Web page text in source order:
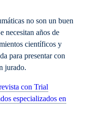
no son un buen
necesitan años de
científicos y
para presentar con
jurado.
con Trial
especializados en